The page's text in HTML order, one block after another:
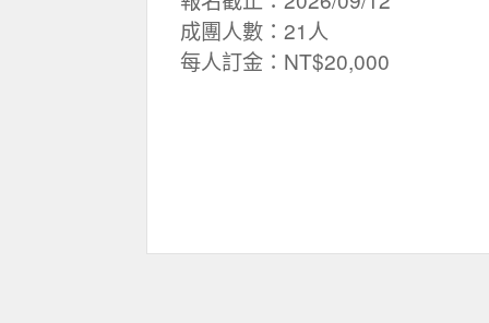
成團人數：21人
每人訂金：NT$20,000